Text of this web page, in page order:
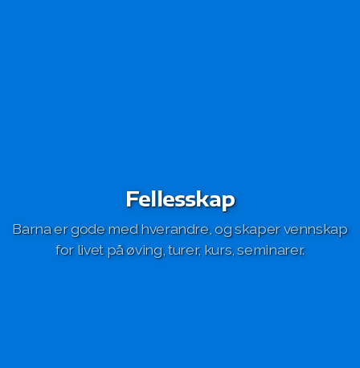
Fellesskap
Barna er gode med hverandre, og skaper vennskap
for livet på øving, turer, kurs, seminarer.